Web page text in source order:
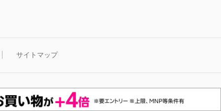
サイトマップ